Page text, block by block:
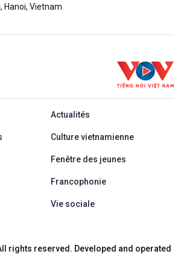
Hanoi, Vietnam
tiếng Pháp
Actualités
Culture vietnamienne
Fenêtre des jeunes
Francophonie
Vie sociale
rights reserved. Developed and operated